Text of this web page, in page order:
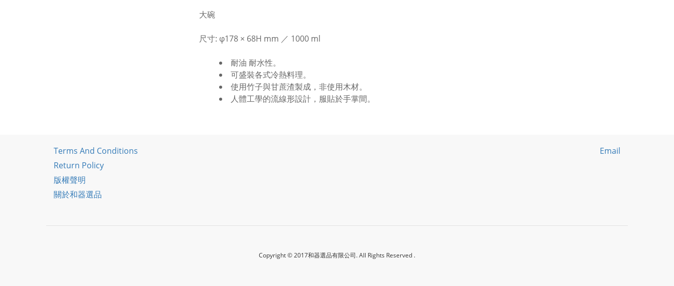
大碗
尺寸: φ178 × 68H mm ／ 1000 ml
耐油 耐水性。
可盛裝各式冷熱料理。
使用竹子與甘蔗渣製成，非使用木材。
人體工學的流線形設計，服貼於手掌間。
Terms And Conditions
Return Policy
版權聲明
關於和器選品
Email